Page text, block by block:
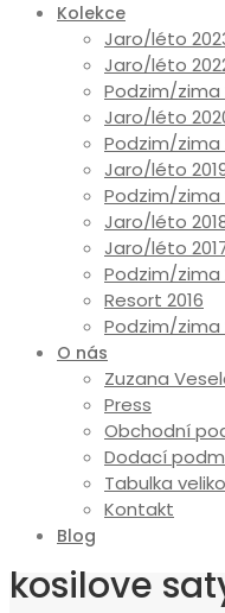
Kolekce
Jaro/léto
Jaro/léto
Podzim/zima
Jaro/léto
Podzim/zima
Jaro/léto
Podzim/zima
Jaro/léto
Jaro/léto
Podzim/zima
Resort 2016
Podzim/zima
O nás
Zuzana
Press
Obchodní
Dodací
Tabulka
Kontakt
Blog
kosilove